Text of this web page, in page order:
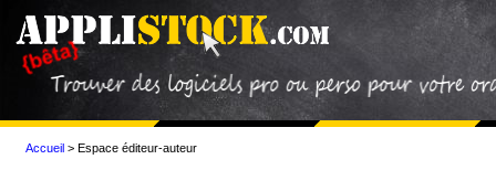
Accueil > Espace éditeur-auteur